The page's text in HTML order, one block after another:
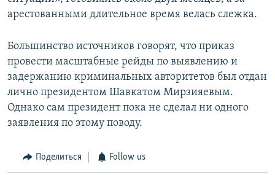
арестованными длительное время велась слежка.
Большинство источников говорят, что приказ
провести масштабные рейды по выявлению и
задержанию криминальных авторитетов был отдан
лично президентом Шавкатом Мирзияевым.
Однако сам президент пока не сделал ни одного
заявления по этому поводу.
Поделиться Follow us